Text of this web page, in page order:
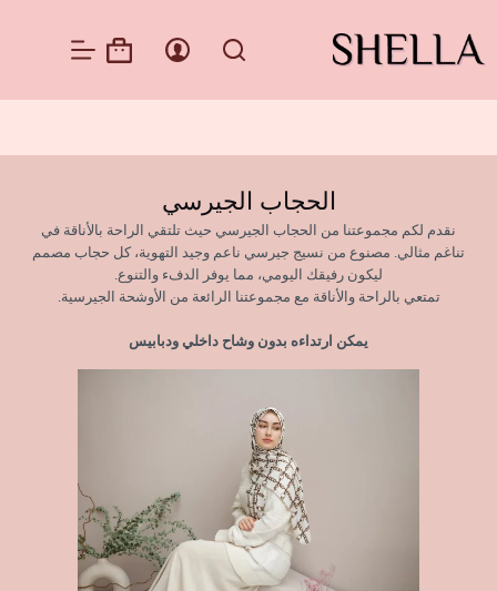
الحجاب الجيرسي
نقدم لكم مجموعتنا من الحجاب الجيرسي حيث تلتقي الراحة بالأناقة في
تناغم مثالي. مصنوع من نسيج جيرسي ناعم وجيد التهوية، كل حجاب مصمم
ليكون رفيقك اليومي، مما يوفر الدفء والتنوع.
تمتعي بالراحة والأناقة مع مجموعتنا الرائعة من الأوشحة الجيرسية.
يمكن ارتداءه بدون وشاح داخلي ودبابيس